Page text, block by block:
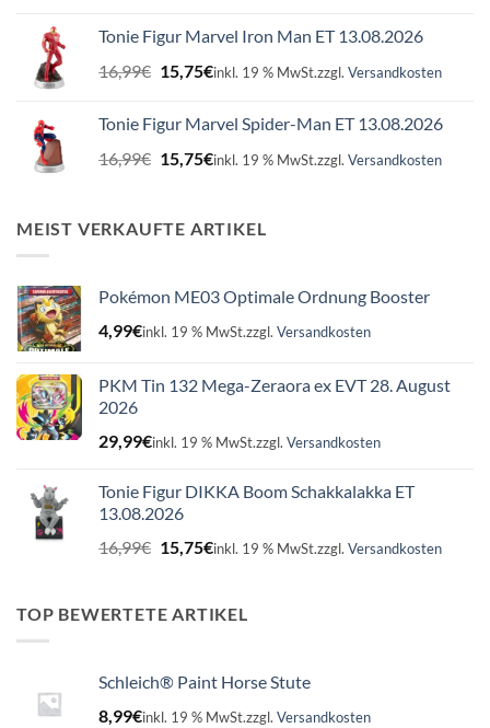
16,99€15,75€.
Tonie Figur Marvel Iron Man ET 13.08.2026
16,99€ Ursprünglicher
Preis
16,99€
15,75€Aktueller
15,75€.
inkl. 19 % MwSt.zzgl. Versandkosten
Tonie Figur Marvel Spider-Man ET 13.08.2026
16,99€ Ursprünglicher
Preis
16,99€
15,75€Aktueller
15,75€.
inkl. 19 % MwSt.zzgl. Versandkosten
MEIST VERKAUFTE ARTIKEL
Pokémon ME03 Optimale Ordnung Booster
4,99€inkl. 19 % MwSt.zzgl. Versandkosten
PKM Tin 132 Mega-Zeraora ex EVT 28. August
2026
29,99€inkl. 19 % MwSt.zzgl. Versandkosten
Tonie Figur DIKKA Boom Schakkalakka ET
13.08.2026
16,99€ Ursprünglicher
Preis
16,99€
15,75€Aktueller
15,75€.
inkl. 19 % MwSt.zzgl. Versandkosten
TOP BEWERTETE ARTIKEL
Schleich® Paint Horse Stute
8,99€inkl. 19 % MwSt.zzgl. Versandkosten